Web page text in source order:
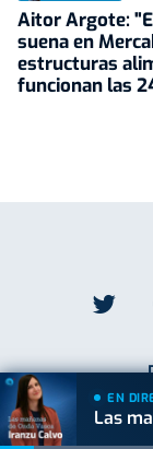
Aitor Argote:
suena en
estructuras
funcionan las
EN
Las